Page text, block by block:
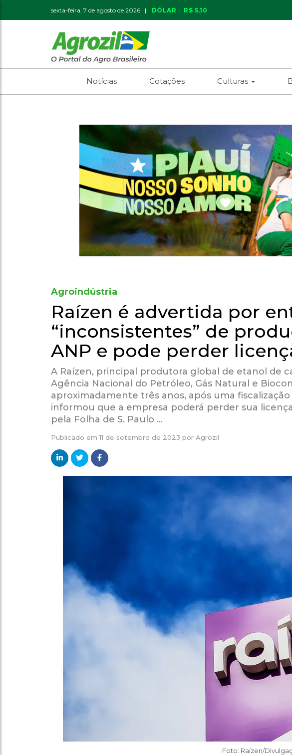
sexta-feira, 7 de agosto de 2026 | DÓLAR R$ 5,10
Notícias Cotações Culturas
Agroindústria
Raízen é advertida por
“inconsistentes” de
ANP e pode perder
A Raízen, principal produtora global de etanol de
Agência Nacional do Petróleo, Gás Natural e
aproximadamente três anos, após uma
informou que a empresa poderá perder sua
pela Folha de S. Paulo …
Publicado em11 de setembro de 2023 por Agrozil
Foto: Raízen/